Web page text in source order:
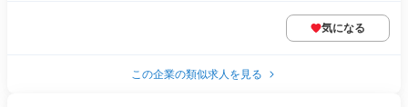
気になる
この企業の類似求人を見る